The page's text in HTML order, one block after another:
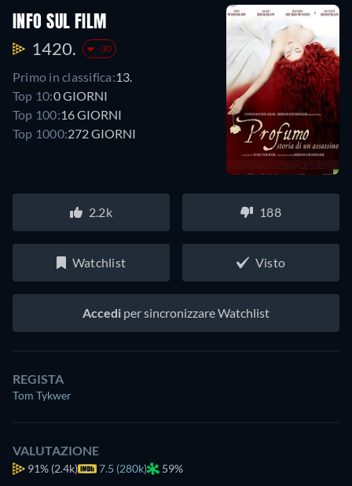
INFO SUL FILM
1420. -30
Primo in classifica:13.
Top 10:0 GIORNI
Top 100:16 GIORNI
Top 1000:272 GIORNI
2.2k 188
Watchlist Visto
Accedi per sincronizzare Watchlist
REGISTA
Tom Tykwer
VALUTAZIONE
91% (2.4k) 7.5 (280k) 59%